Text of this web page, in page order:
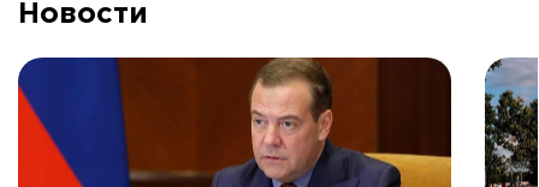
Новости